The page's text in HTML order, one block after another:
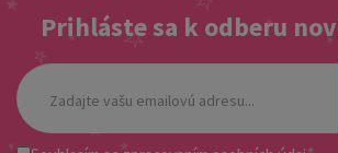
Prihláste sa k odberu